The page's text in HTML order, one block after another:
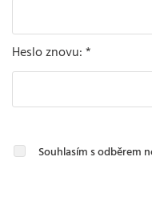
Heslo znovu: *
Souhlasím s odběrem